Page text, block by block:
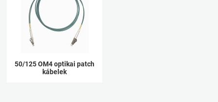
50/125 OM4 optikai patch
kábelek